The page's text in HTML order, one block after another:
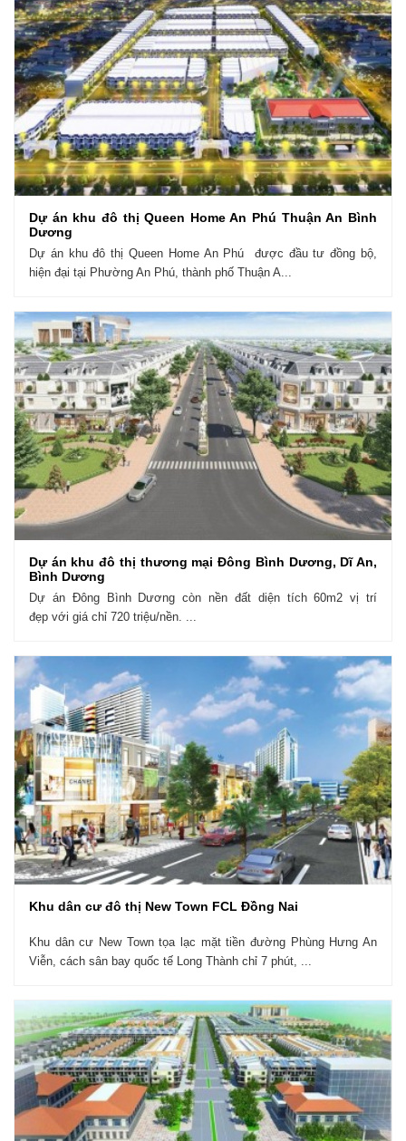
Dự án khu đô thị Queen Home An Phú Thuận An Bình
Dương
Dự án khu đô thị Queen Home An Phú được đầu tư đồng bộ,
hiện đại tại Phường An Phú, thành phố Thuận A...
Dự án khu đô thị thương mại Đông Bình Dương, Dĩ An,
Bình Dương
Dự án Đông Bình Dương còn nền đất diện tích 60m2 vị trí
đẹp với giá chỉ 720 triệu/nền. ...
Khu dân cư đô thị New Town FCL Đồng Nai
Khu dân cư New Town tọa lạc mặt tiền đường Phùng Hưng An
Viễn, cách sân bay quốc tế Long Thành chỉ 7 phút, ...